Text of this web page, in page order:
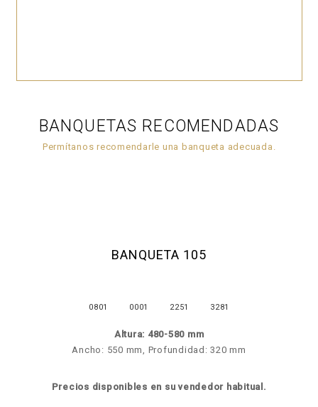
BANQUETAS RECOMENDADAS
Permítanos recomendarle una banqueta adecuada.
BANQUETA 105
0801 0001 2251 3281
Altura: 480-580 mm
Ancho: 550 mm, Profundidad: 320 mm
Precios disponibles en su vendedor habitual.